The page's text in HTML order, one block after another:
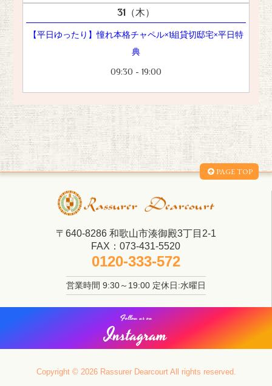
31 （木）
【平日ゆったり】憧れ本格チャペル×1組貸切邸宅×平日特
典
09:30 - 19:00
PAGE TOP
〒640-8286 和歌山市湊御殿3丁目2-1
FAX：073-431-5520
0120-333-572
営業時間 9:30～19:00 定休日:水曜日
Follow us on
Instagram
Copyright © 2026 Rassurer Dearcourt All rights reserved.